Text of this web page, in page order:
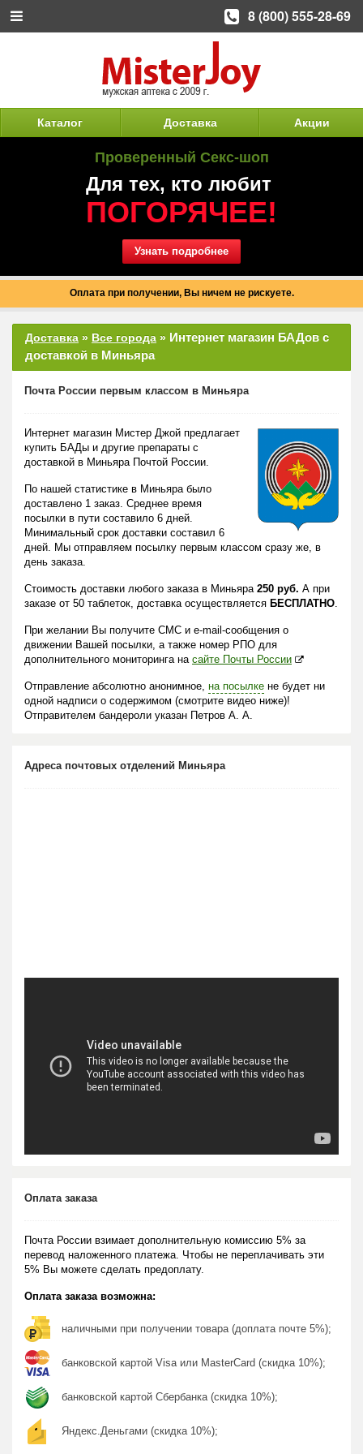
Каталог Доставка Акции
Проверенный Секс-шоп
Для тех, кто любит
ПОГОРЯЧЕЕ!
Узнать подробнее
Оплата при получении, Вы ничем не рискуете.
Доставка » Все города » Интернет магазин БАДов с
доставкой в Миньяра
Почта России первым классом в Миньяра
Интернет магазин Мистер Джой предлагает
купить БАДы и другие препараты с
доставкой в Миньяра Почтой России.
По нашей статистике в Миньяра было
доставлено 1 заказ. Среднее время
посылки в пути составило 6 дней.
Минимальный срок доставки составил 6
дней. Мы отправляем посылку первым классом сразу же, в
день заказа.
Стоимость доставки любого заказа в Миньяра 250 руб. А при
заказе от 50 таблеток, доставка осуществляется БЕСПЛАТНО.
При желании Вы получите СМС и e-mail-сообщения о
движении Вашей посылки, а также номер РПО для
дополнительного мониторинга на сайте Почты России
Отправление абсолютно анонимное, на посылке не будет ни
одной надписи о содержимом (смотрите видео ниже)!
Отправителем бандероли указан Петров А. А.
Адреса почтовых отделений Миньяра
Оплата заказа
Почта России взимает дополнительную комиссию 5% за
перевод наложенного платежа. Чтобы не переплачивать эти
5% Вы можете сделать предоплату.
Оплата заказа возможна:
наличными при получении товара (доплата почте 5%);
банковской картой Visa или MasterCard (скидка 10%);
банковской картой Сбербанка (скидка 10%);
Яндекс.Деньгами (скидка 10%);
8 (800) 555-28-69